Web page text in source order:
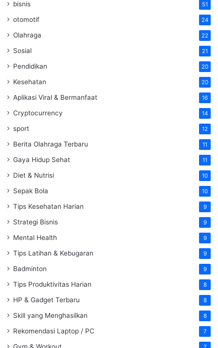
bisnis 51
otomotif 24
Olahraga 22
Sosial 21
Pendidikan 20
Kesehatan 20
Aplikasi Viral & Bermanfaat 16
Cryptocurrency 14
sport 12
Berita Olahraga Terbaru 11
Gaya Hidup Sehat 11
Diet & Nutrisi 10
Sepak Bola 10
Tips Kesehatan Harian 9
Strategi Bisnis 9
Mental Health 9
Tips Latihan & Kebugaran 9
Badminton 9
Tips Produktivitas Harian 8
HP & Gadget Terbaru 8
Skill yang Menghasilkan 8
Rekomendasi Laptop / PC 7
Gym & Workout